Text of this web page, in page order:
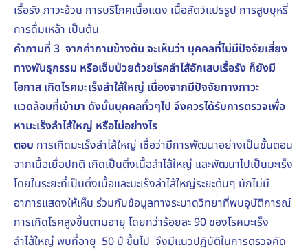
เรื้อรัง ภาวะอ้วน การบริโภคเนื้อแดง เนื้อสัตว์แปรรูป การสูบบุหรี่
การดื่มเหล้า เป็นต้น
คำถามที่ 3 จากคำถามข้างต้น จะเห็นว่า บุคคลที่ไม่มีปัจจัยเสี่ยง
ทางพันธุกรรม หรือเจ็บป่วยด้วยโรคลำไส้อักเสบเรื้อรัง ก็ยังมี
โอกาส เกิดโรคมะเร็งลำใส้ใหญ่ เนื่องจากมีปัจจัยทางภาวะ
แวดล้อมที่เข้ามา ดังนั้นบุคคลทั่วๆไป จึงควรได้รับการตรวจเพื่อ
หามะเร็งลำไส้ใหญ่ หรือไม่อย่างไร
ตอบ การเกิดมะเร็งลำไส้ใหญ่ เชื่อว่ามีการพัฒนาอย่างเป็นขั้นตอน
จากเนื้อเยื่อปกติ เกิดเป็นติ่งเนื้อลำไส้ใหญ่ และพัฒนาไปเป็นมะเร็ง
โดยในระยะที่เป็นติ่งเนื้อและมะเร็งลำไส้ใหญ่ระยะต้นๆ มักไม่มี
อาการแสดงให้เห็น ร่วมกับข้อมูลทางระบาดวิทยาที่พบอุบัติการณ์
การเกิดโรคสูงขึ้นตามอายุ โดยกว่าร้อยละ 90 ของโรคมะเร็ง
ลำไส้ใหญ่ พบที่อายุ 50 ปี ขึ้นไป จึงมีแนวปฏิบัติในการตรวจคัด